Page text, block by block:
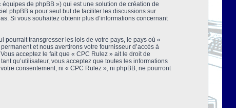
de phpBB ») qui est une solution de création de
phpBB a pour seul but de faciliter les discussions sur
Si vous souhaitez obtenir plus d’informations concernant
pourrait transgresser les lois de votre pays, le pays où «
et nous avertirons votre fournisseur d’accès à
acceptez le fait que « CPC Rulez » ait le droit de
qu’utilisateur, vous acceptez que toutes les informations
consentement, ni « CPC Rulez », ni phpBB, ne pourront